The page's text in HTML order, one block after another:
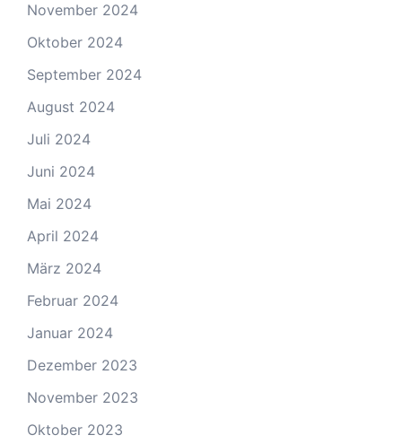
November 2024
Oktober 2024
September 2024
August 2024
Juli 2024
Juni 2024
Mai 2024
April 2024
März 2024
Februar 2024
Januar 2024
Dezember 2023
November 2023
Oktober 2023